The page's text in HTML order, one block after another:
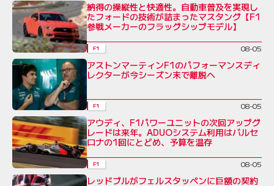
納得の操縦性と快適性。自動車普及を実現し
たフォードの技術が詰まったマスタング【F1
参戦メーカーのフラッグシップモデル】
F1 08-05
アストンマーティンF1のパフォーマンスディ
レクターが今シーズン末で離脱へ
F1 08-05
アウディ、F1パワーユニットの次回アップグ
レードは来年。ADUOシステム利用はバルセ
ロナの1回にとどめ、予算を温存
F1 08-05
レッドブルがフェルスタッペンに巨額の契約